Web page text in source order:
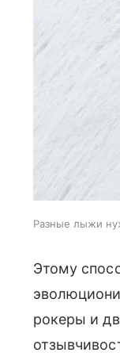
Разные лыжи
Этому
рокеры и